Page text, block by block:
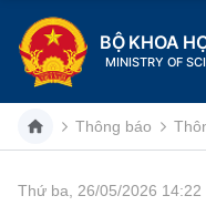
BỘ KHOA
MINISTRY OF
Thông báo
Thứ ba, 26/05/2026 14:22